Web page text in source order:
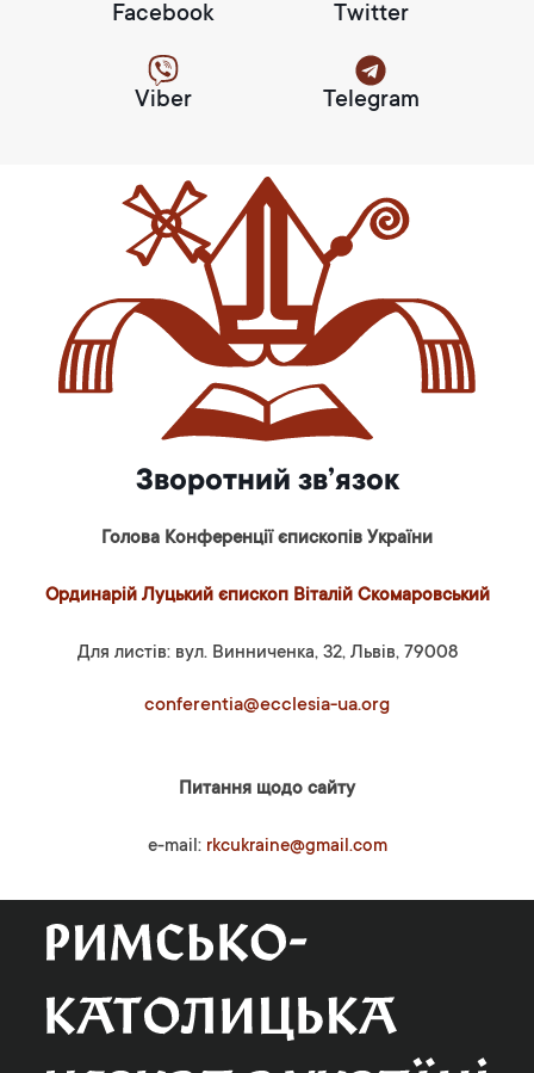
Facebook Twitter
Viber Telegram
Зворотний зв’язок
Голова Конференції єпископів України
Ординарій Луцький єпископ Віталій Скомаровський
Для листів: вул. Винниченка, 32, Львів, 79008
conferentia@ecclesia-ua.org
Питання щодо сайту
e-mail: rkcukraine@gmail.com